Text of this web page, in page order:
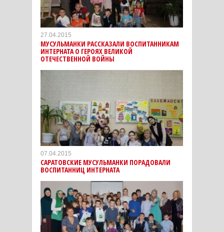
27.04.2015
МУСУЛЬМАНКИ РАССКАЗАЛИ ВОСПИТАННИКАМ
ИНТЕРНАТА О ГЕРОЯХ ВЕЛИКОЙ
ОТЕЧЕСТВЕННОЙ ВОЙНЫ
07.04.2015
САРАТОВСКИЕ МУСУЛЬМАНКИ ПОРАДОВАЛИ
ВОСПИТАННИЦ ИНТЕРНАТА